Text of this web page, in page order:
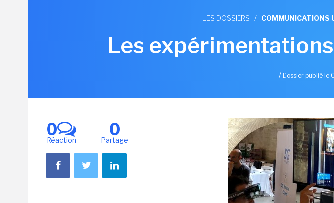
LES DOSSIERS / COMMUNICATIONS
Les
/ Dossier publié le
0
Réaction
0
Partage